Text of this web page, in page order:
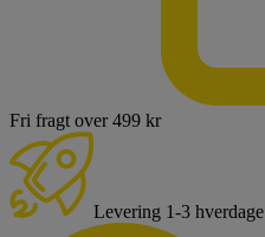
Fri fragt over 499 kr
Levering 1-3 hverdage